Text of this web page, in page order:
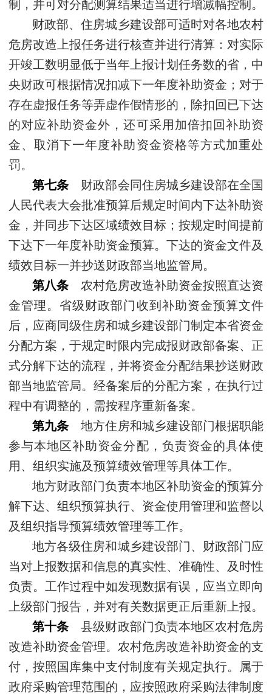
制，并可对分配测算结果适当进行增减幅控制。
财政部、住房城乡建设部可适时对各地农村
危房改造上报任务进行核查并进行清算：对实际
开竣工数明显低于当年上报计划任务数的省，中
央财政可根据情况扣减下一年度补助资金；对于
存在虚报任务等弄虚作假情形的，除扣回已下达
的对应补助资金外，还可采用加倍扣回补助资
金、取消下一年度补助资金资格等方式加重处
罚。
第七条 财政部会同住房城乡建设部在全国
人民代表大会批准预算后规定时间内下达补助资
金，并同步下达区域绩效目标；按规定时间提前
下达下一年度补助资金预算。下达的资金文件及
绩效目标一并抄送财政部当地监管局。
第八条 农村危房改造补助资金按照直达资
金管理。省级财政部门收到补助资金预算文件
后，应商同级住房和城乡建设部门制定本省资金
分配方案，于规定时限内完成报财政部备案、正
式分解下达的流程，并将资金分配结果抄送财政
部当地监管局。经备案后的分配方案，在执行过
程中有调整的，需按程序重新备案。
第九条 地方住房和城乡建设部门根据职能
参与本地区补助资金分配，负责资金的具体使
用、组织实施及预算绩效管理等具体工作。
地方财政部门负责本地区补助资金的预算分
解下达、组织预算执行、资金使用管理和监督以
及组织指导预算绩效管理等工作。
地方各级住房和城乡建设部门、财政部门应
当对上报数据和信息的真实性、准确性、及时性
负责。工作过程中如发现数据有误，应当立即向
上级部门报告，并对有关数据更正后重新上报。
第十条 县级财政部门负责本地区农村危房
改造补助资金管理。农村危房改造补助资金的支
付，按照国库集中支付制度有关规定执行。属于
政府采购管理范围的，应按照政府采购法律制度